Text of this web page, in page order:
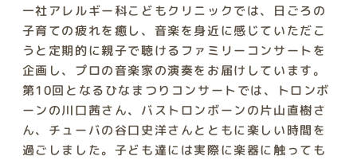
一社アレルギー科こどもクリニックでは、日ごろの
子育ての疲れを癒し、音楽を身近に感じていただこ
うと定期的に親子で聴けるファミリーコンサートを
企画し、プロの音楽家の演奏をお届けしています。
第10回となるひなまつりコンサートでは、トロンボ
ーンの川口茜さん、バストロンボーンの片山直樹さ
ん、チューバの谷口史洋さんとともに楽しい時間を
過ごしました。子ども達には実際に楽器に触っても